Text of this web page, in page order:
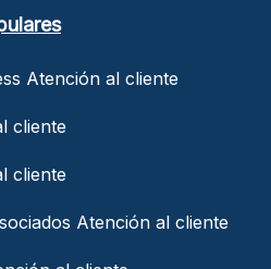
Atención al cliente
cliente
cliente
Atención al cliente